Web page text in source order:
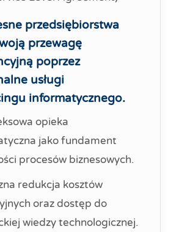
przedsiębiorstwa
przewagę
poprzez
usługi
informatycznego.
opieka
jako fundament
procesów biznesowych.
redukcja kosztów
oraz dostęp do
wiedzy technologicznej.